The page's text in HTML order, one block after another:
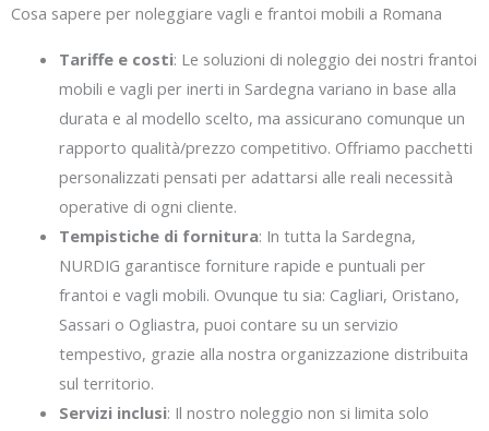
Cosa sapere per noleggiare vagli e frantoi mobili a Romana
Tariffe e costi: Le soluzioni di noleggio dei nostri frantoi
mobili e vagli per inerti in Sardegna variano in base alla
durata e al modello scelto, ma assicurano comunque un
rapporto qualità/prezzo competitivo. Offriamo pacchetti
personalizzati pensati per adattarsi alle reali necessità
operative di ogni cliente.
Tempistiche di fornitura: In tutta la Sardegna,
NURDIG garantisce forniture rapide e puntuali per
frantoi e vagli mobili. Ovunque tu sia: Cagliari, Oristano,
Sassari o Ogliastra, puoi contare su un servizio
tempestivo, grazie alla nostra organizzazione distribuita
sul territorio.
Servizi inclusi: Il nostro noleggio non si limita solo